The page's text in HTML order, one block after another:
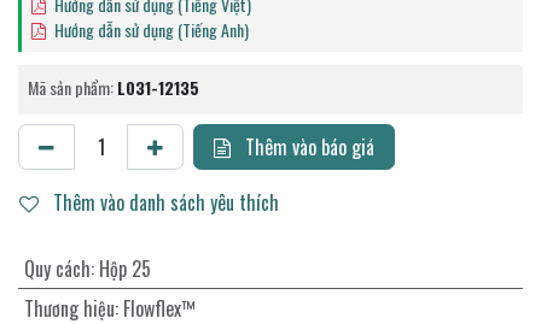
Hướng dẫn sử dụng (Tiếng Anh)
Mã sản phẩm:L031-12135
Thêm vào báo giá
Thêm vào danh sách yêu thích
Quy cách: Hộp 25
Thương hiệu: Flowflex™